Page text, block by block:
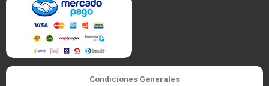
Condiciones Generales